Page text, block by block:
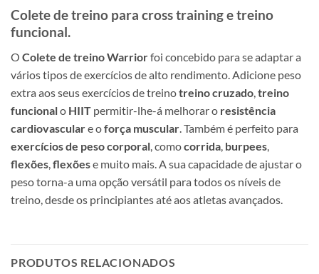
Colete de treino para cross training e treino
funcional.
O Colete de treino Warriorfoi concebido para se adaptar a
vários tipos de exercícios de alto rendimento. Adicione peso
extra aos seus exercícios de treinotreino cruzado treino
funcionalo HIIT permitir-lhe-á melhorar o resistência
cardiovasculare oforça muscular . Também é perfeito para
exercícios de peso corporal , comocorrida burpees
flexões flexõese muito mais. A sua capacidade de ajustar o
peso torna-a uma opção versátil para todos os níveis de
treino, desde os principiantes até aos atletas avançados.
PRODUTOS RELACIONADOS